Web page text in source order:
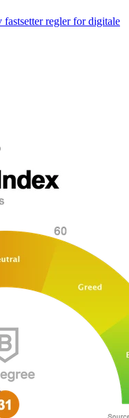
regler for digitale